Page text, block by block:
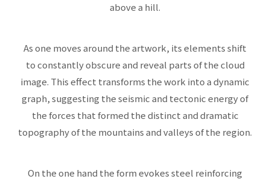
above a hill.
As one moves around the artwork, its elements shift
to constantly obscure and reveal parts of the cloud
image. This effect transforms the work into a dynamic
graph, suggesting the seismic and tectonic energy of
the forces that formed the distinct and dramatic
topography of the mountains and valleys of the region.
On the one hand the form evokes steel reinforcing